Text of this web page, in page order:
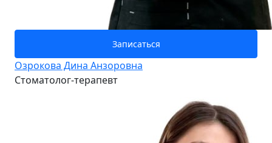
Записаться
Озрокова Дина Анзоровна
Стоматолог-терапевт